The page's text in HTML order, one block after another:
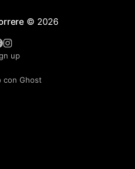
© 2026
up
con Ghost